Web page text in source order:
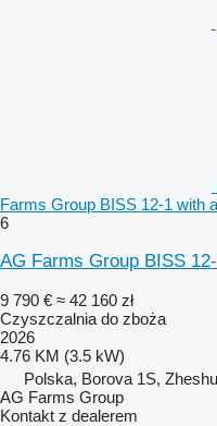
Farms Group BISS 12-1 with
6
AG Farms Group BISS
9 790 € ≈ 42 160 zł
Czyszczalnia do zboża
2026
4.76 KM (3.5 kW)
Polska, Borova 1S,
AG Farms Group
Kontakt z dealerem